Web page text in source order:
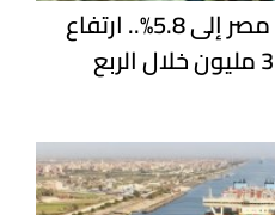
تراجع معدل البطالة في مصر إلى 5.8%.. ارتفاع
عدد المشتغلين إلى 33.6 مليون خلال الربع